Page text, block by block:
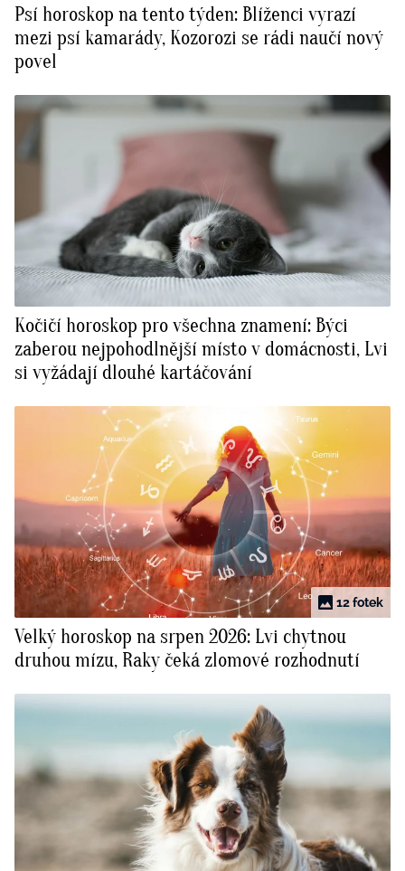
Rady a tipy
BurdaMedia
Extra
SADA PRODUKTŮ MANA (10 ks)
Psí horoskop na tento týden: Blíženci vyrazí
mezi psí kamarády, Kozorozi se rádi naučí nový
povel
Kočičí horoskop pro všechna znamení: Býci
zaberou nejpohodlnější místo v domácnosti, Lvi
si vyžádají dlouhé kartáčování
12 fotek
Velký horoskop na srpen 2026: Lvi chytnou
druhou mízu, Raky čeká zlomové rozhodnutí